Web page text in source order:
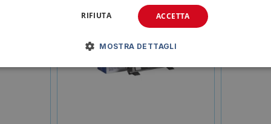
ACCETTA
RIFIUTA
MOSTRA DETTAGLI